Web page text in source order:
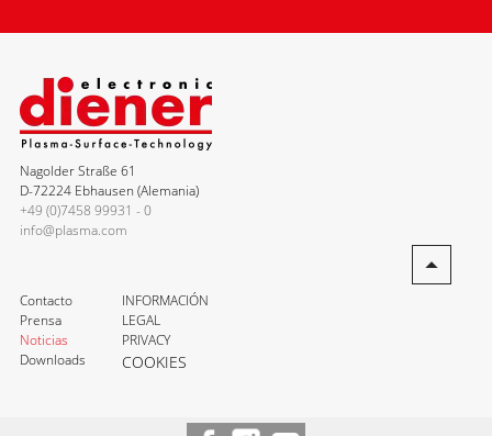
Nagolder Straße 61
D-72224 Ebhausen (Alemania)
+49 (0)7458 99931 - 0
info@plasma.com
Contacto
Prensa
Noticias
Downloads
INFORMACIÓN
LEGAL
PRIVACY
COOKIES